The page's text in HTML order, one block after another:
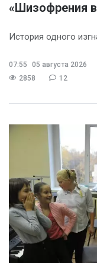
«Шизофрения
История одного
07:55
05 августа 2026
2858
12